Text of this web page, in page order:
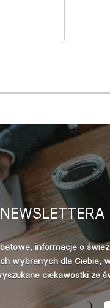
informacje o
wybranych dla Ciebie,
ciekawostki ze